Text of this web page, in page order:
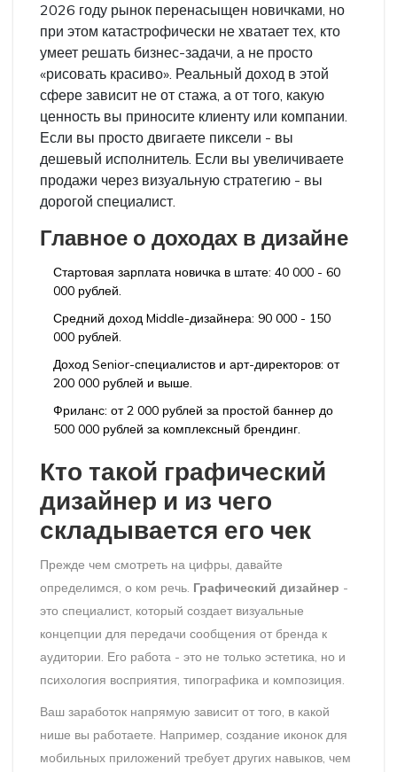
2026 году рынок перенасыщен новичками, но
при этом катастрофически не хватает тех, кто
умеет решать бизнес-задачи, а не просто
«рисовать красиво». Реальный доход в этой
сфере зависит не от стажа, а от того, какую
ценность вы приносите клиенту или компании.
Если вы просто двигаете пиксели - вы
дешевый исполнитель. Если вы увеличиваете
продажи через визуальную стратегию - вы
дорогой специалист.
Главное о доходах в дизайне
Стартовая зарплата новичка в штате: 40 000 - 60
000 рублей.
Средний доход Middle-дизайнера: 90 000 - 150
000 рублей.
Доход Senior-специалистов и арт-директоров: от
200 000 рублей и выше.
Фриланс: от 2 000 рублей за простой баннер до
500 000 рублей за комплексный брендинг.
Кто такой графический
дизайнер и из чего
складывается его чек
Прежде чем смотреть на цифры, давайте
определимся, о ком речь. Графический дизайнер -
это специалист, который создает визуальные
концепции для передачи сообщения от бренда к
аудитории. Его работа - это не только эстетика, но и
психология восприятия, типографика и композиция.
Ваш заработок напрямую зависит от того, в какой
нише вы работаете. Например, создание иконок для
мобильных приложений требует других навыков, чем